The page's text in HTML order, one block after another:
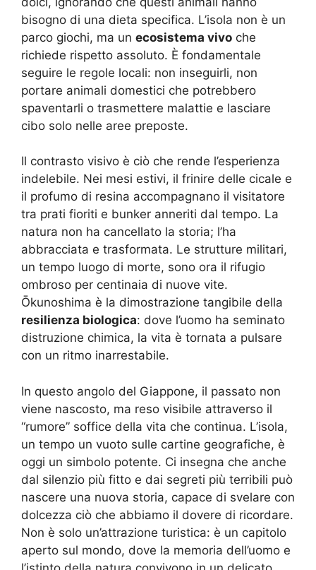
bisogno di una dieta specifica. L’isola non è un
parco giochi, ma un ecosistema vivo che
richiede rispetto assoluto. È fondamentale
seguire le regole locali: non inseguirli, non
portare animali domestici che potrebbero
spaventarli o trasmettere malattie e lasciare
cibo solo nelle aree preposte.
Il contrasto visivo è ciò che rende l’esperienza
indelebile. Nei mesi estivi, il frinire delle cicale e
il profumo di resina accompagnano il visitatore
tra prati fioriti e bunker anneriti dal tempo. La
natura non ha cancellato la storia; l’ha
abbracciata e trasformata. Le strutture militari,
un tempo luogo di morte, sono ora il rifugio
ombroso per centinaia di nuove vite.
Ōkunoshima è la dimostrazione tangibile della
resilienza biologica: dove l’uomo ha seminato
distruzione chimica, la vita è tornata a pulsare
con un ritmo inarrestabile.
In questo angolo del Giappone, il passato non
viene nascosto, ma reso visibile attraverso il
“rumore” soffice della vita che continua. L’isola,
un tempo un vuoto sulle cartine geografiche, è
oggi un simbolo potente. Ci insegna che anche
dal silenzio più fitto e dai segreti più terribili può
nascere una nuova storia, capace di svelare con
dolcezza ciò che abbiamo il dovere di ricordare.
Non è solo un’attrazione turistica: è un capitolo
aperto sul mondo, dove la memoria dell’uomo e